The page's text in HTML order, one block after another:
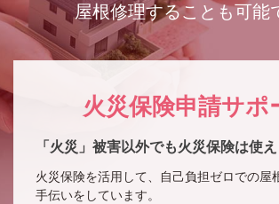
屋根修理することも可能
火災保険申請サポ
「火災」被害以外でも火災保険は使え
火災保険を活用して、自己負担ゼロでの屋
手伝いをしています。